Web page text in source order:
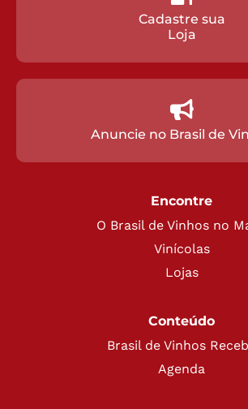
Cadastre sua
Loja
Anuncie no Brasil de
Encontre
O Brasil de Vinhos no
Vinícolas
Lojas
Conteúdo
Brasil de Vinhos
Agenda